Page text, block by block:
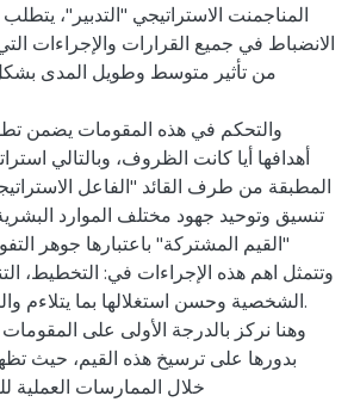
المناجمنت الاستراتيجي "التدبير"،
الانضباط في جميع القرارات والإجراءات التي
من تأثير متوسط وطويل المدى
والتحكم في هذه المقومات يضمن
أهدافها أيا كانت الظروف، وبالتالي
المطبقة من طرف القائد "الفاعل
تنسيق وتوحيد جهود مختلف الموارد
"القيم المشتركة" باعتبارها جوهر
وتتمثل اهم هذه الإجراءات في: التخطيط،
الشخصية وحسن استغلالها بما يتلاءم
وهنا نركز بالدرجة الأولى على
بدورها على ترسيخ هذه القيم، حيث
خلال الممارسات العملية